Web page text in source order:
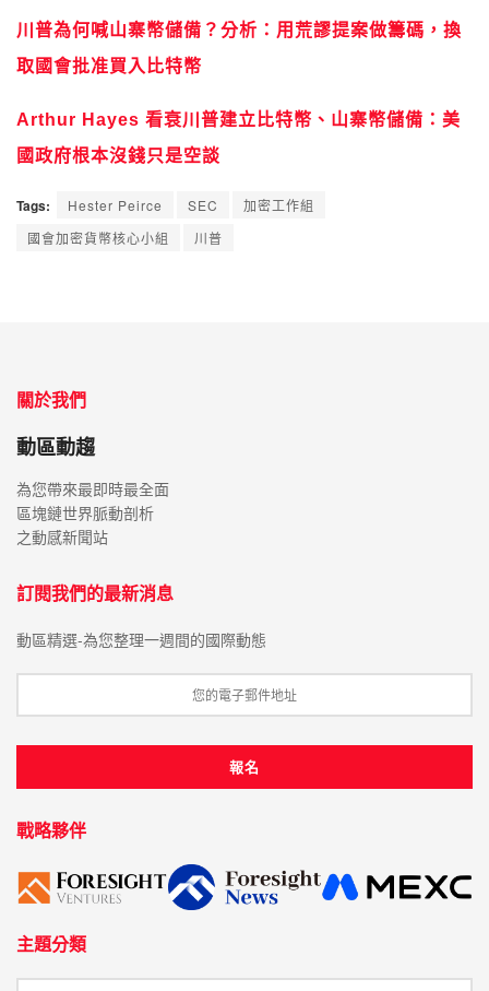
國政府根本沒錢只是空談
國會加密貨幣核心小組
川普
關於我們
動區動趨
為您帶來最即時最全面
區塊鏈世界脈動剖析
之動感新聞站
訂閱我們的最新消息
動區精選-為您整理一週間的國際動態
戰略夥伴
主題分類